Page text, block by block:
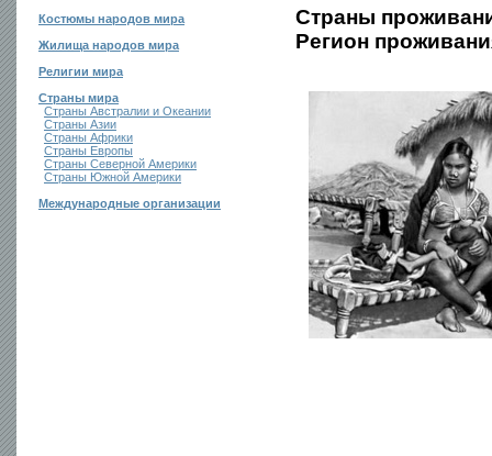
Костюмы народов мира
Жилища народов мира
Религии мира
Страны мира
Страны Австралии и Океании
Страны Азии
Страны Африки
Страны Европы
Страны Северной Америки
Страны Южной Америки
Международные организации
Страны
Регион